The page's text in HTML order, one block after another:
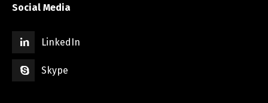
Social Media
LinkedIn
Skype